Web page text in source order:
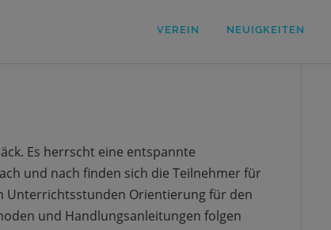
VEREIN NEUIGKEITEN
Es herrscht eine entspannte
und nach finden sich die Teilnehmer für
Unterrichtsstunden Orientierung für den
und Handlungsanleitungen folgen